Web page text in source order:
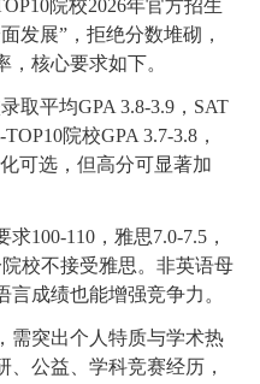
院校2026年官方招生
发展”，拒绝分数堆砌，
核心要求如下。
平均GPA 3.8-3.9，SAT
院校GPA 3.7-3.8，
可选，但高分可显著加
110，雅思7.0-7.5，
校不接受雅思。非英语母
成绩也能增强竞争力。
突出个人特质与学术热
公益、学科竞赛经历，